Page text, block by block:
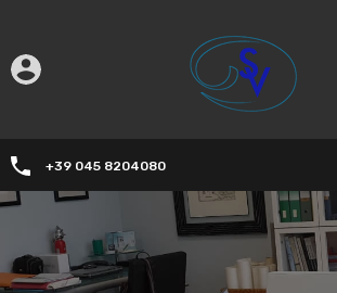
+39 045 8204080